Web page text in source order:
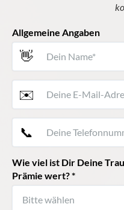
Allgemeine Angaben
👋
✉️
📞
Wie viel ist Dir Deine
Prämie wert? *